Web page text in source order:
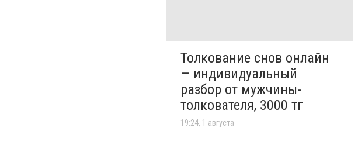
Толкование снов онлайн
— индивидуальный
разбор от мужчины-
толкователя, 3000 тг
19:24, 1 августа